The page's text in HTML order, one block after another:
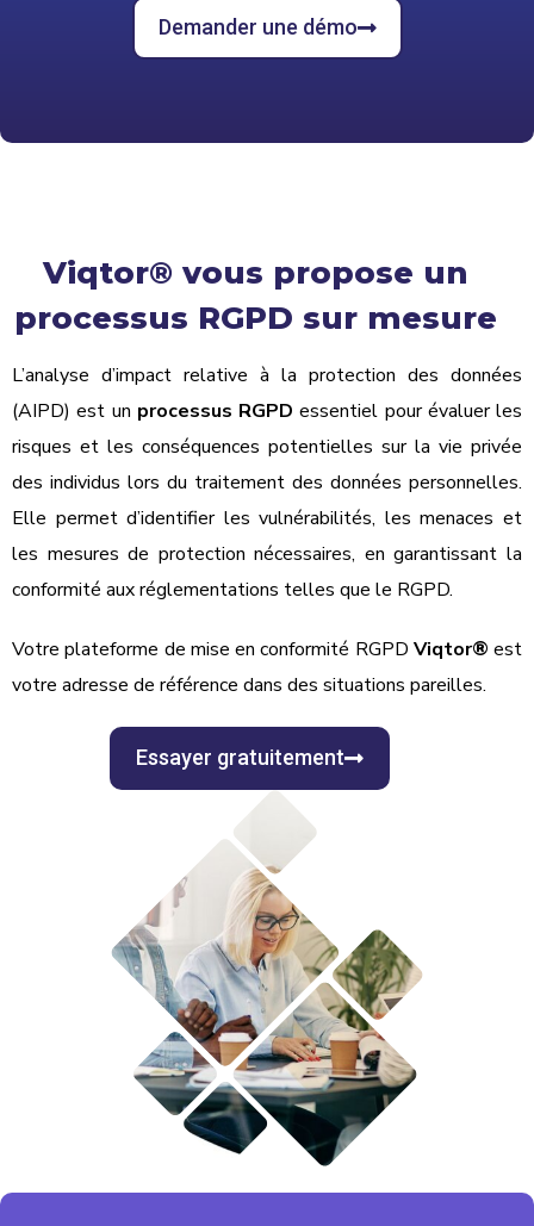
Demander une démo
Viqtor® vous propose un
processus RGPD sur mesure
L’analyse d’impact relative à la protection des données
(AIPD) est un processus RGPD essentiel pour évaluer les
risques et les conséquences potentielles sur la vie privée
des individus lors du traitement des données personnelles.
Elle permet d’identifier les vulnérabilités, les menaces et
les mesures de protection nécessaires, en garantissant la
conformité aux réglementations telles que le RGPD.
Votreplateforme de mise en conformité RGPD Viqtor® est
votre adresse de référence dans des situations pareilles.
Essayer gratuitement